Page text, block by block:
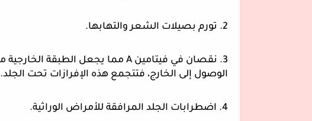
2. تورم بصيلات الشعر والتهابها.
الوصول إلى الخارج، فتتجمع هذه الإفرازات تحت الجلد.
4. اضطرابات الجلد المرافقة للأمراض الوراثية.